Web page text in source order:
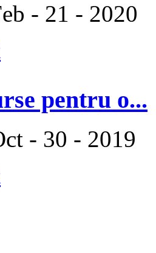
- 21 - 2020
pentru o...
- 30 - 2019